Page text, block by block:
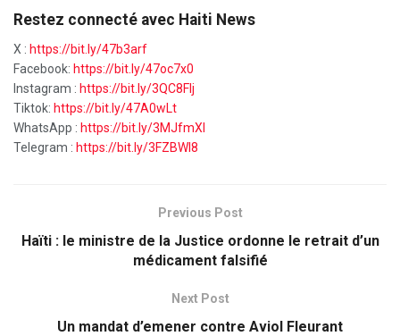
Restez connecté avec Haiti News
X : https://bit.ly/47b3arf
Facebook: https://bit.ly/47oc7x0
Instagram : https://bit.ly/3QC8FIj
Tiktok: https://bit.ly/47A0wLt
WhatsApp : https://bit.ly/3MJfmXI
Telegram : https://bit.ly/3FZBWI8
Previous Post
Haïti : le ministre de la Justice ordonne le retrait d’un
médicament falsifié
Next Post
Un mandat d’emener contre Aviol Fleurant